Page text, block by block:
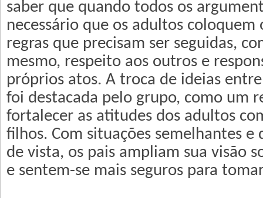
saber que quando todos os
necessário que os adultos coloquem
regras que precisam ser seguidas,
mesmo, respeito aos outros e
próprios atos. A troca de ideias
foi destacada pelo grupo, como um
fortalecer as atitudes dos adultos
filhos. Com situações semelhantes e
de vista, os pais ampliam sua visão
e sentem-se mais seguros para